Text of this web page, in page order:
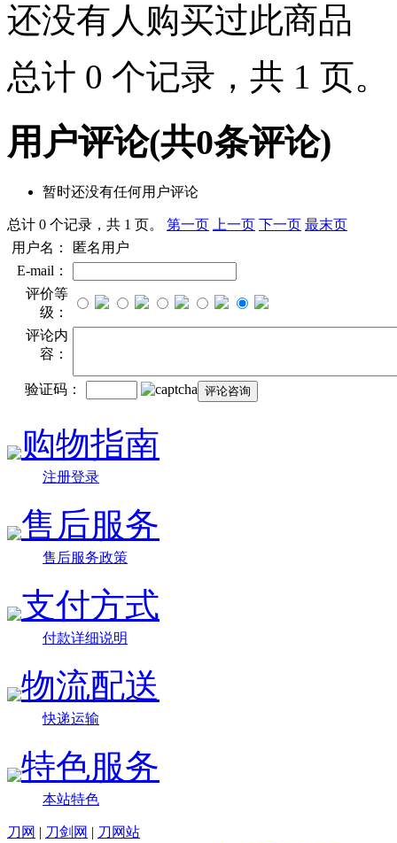
还没有人购买过此商品
总计 0 个记录，共 1 页。
用户评论(共0条评论)
暂时还没有任何用户评论
总计 0 个记录，共 1 页。 第一页 上一页 下一页 最末页
用户名：
匿名用户
E-mail：
评价等
级：
评论内
容：
验证码：
购物指南
注册登录
售后服务
售后服务政策
支付方式
付款详细说明
物流配送
快递运输
特色服务
本站特色
刀网 | 刀剑网 | 刀网站